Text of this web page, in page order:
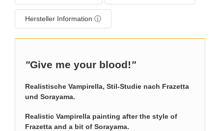
Hersteller Information ⓘ
"Give me your blood!"
Realistische Vampirella, Stil-Studie nach Frazetta
und Sorayama.
Realistic Vampirella painting after the style of
Frazetta and a bit of Sorayama.